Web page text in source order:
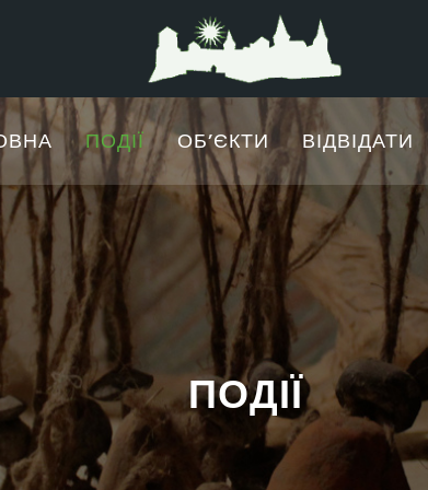
ПОДІЇ ОБʼЄКТИ ВІДВІДАТИ
ПОДІЇ